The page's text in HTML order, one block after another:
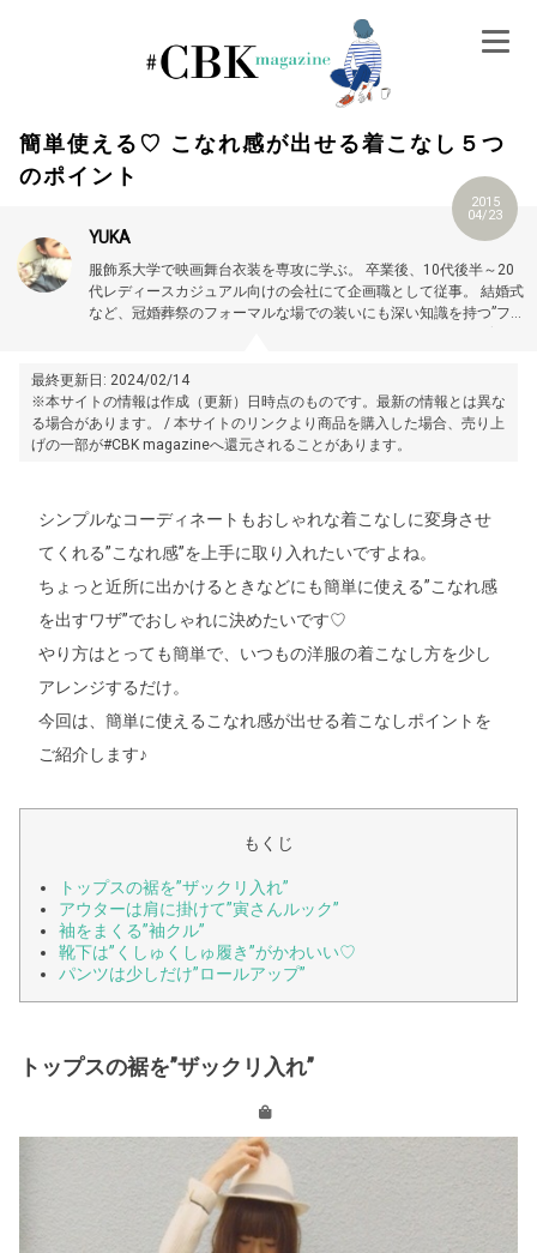
簡単使える♡ こなれ感が出せる着こなし５つ
のポイント
2015
04/23
YUKA
服飾系大学で映画舞台衣装を専攻に学ぶ。
卒業後、10代後半～20
代レディースカジュアル向けの会社にて企画職として従事。
結婚式
など、冠婚葬祭のフォーマルな場での装いにも深い知識を持つ”フォ
最終更新日: 2024/02/14
※本サイトの情報は作成（更新）日時点のものです。最新の情報とは異な
る場合があります。 / 本サイトのリンクより商品を購入した場合、売り上
げの一部が#CBK magazineへ還元されることがあります。
シンプルなコーディネートもおしゃれな着こなしに変身させ
てくれる”こなれ感”を上手に取り入れたいですよね。
ちょっと近所に出かけるときなどにも簡単に使える”こなれ感
を出すワザ”でおしゃれに決めたいです♡
やり方はとっても簡単で、いつもの洋服の着こなし方を少し
アレンジするだけ。
今回は、簡単に使えるこなれ感が出せる着こなしポイントを
ご紹介します♪
もくじ
トップスの裾を”ザックリ入れ”
アウターは肩に掛けて”寅さんルック”
袖をまくる”袖クル”
靴下は”くしゅくしゅ履き”がかわいい♡
パンツは少しだけ”ロールアップ”
トップスの裾を”ザックリ入れ”